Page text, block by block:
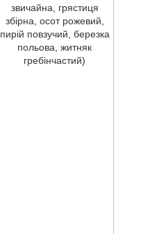
звичайна, грястиця
збірна, осот рожевий,
пирій повзучий, березка
польова, житняк
гребінчастий)